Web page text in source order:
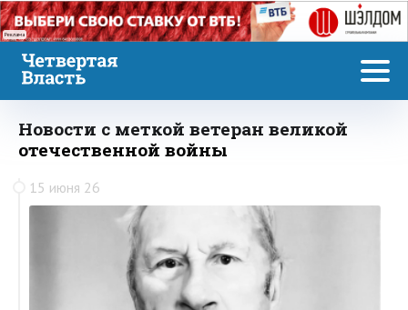
Реклама
Новости с меткой ветеран великой
отечественной войны
15 июня 26